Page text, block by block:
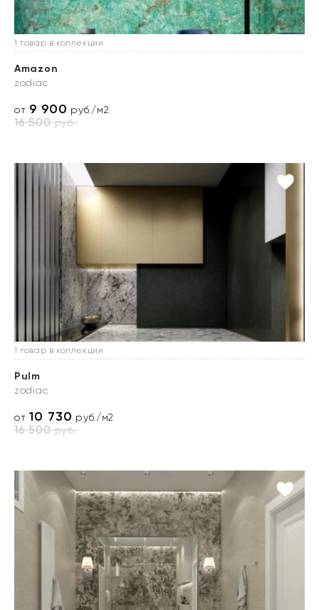
1 товар в коллекции
Amazon
zodiac
от 9 900 руб./м2
16 500руб.
1 товар в коллекции
Pulm
zodiac
от10 730 руб./м2
16 500руб.